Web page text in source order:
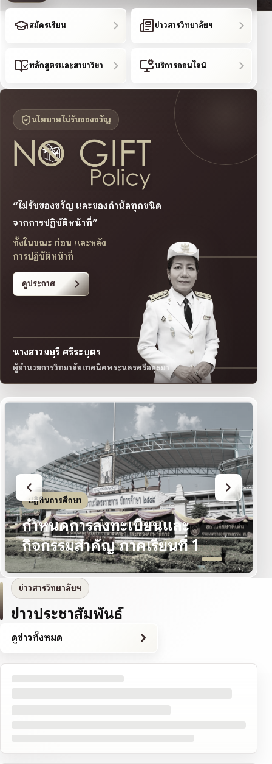
สมัครเรียน ข่าวสารวิทยาลัยฯ
หลักสูตรและสาขาวิชา บริการออนไลน์
นโยบายไม่รับของขวัญ
“ไม่รับของขวัญ และของกำนัลทุกชนิด
จากการปฏิบัติหน้าที่”
ทั้งในขณะ ก่อน และหลัง
การปฏิบัติหน้าที่
ดูประกาศ
นางสาวมยุรี ศรีระบุตร
ผู้อำนวยการวิทยาลัยเทคนิคพระนครศรีอยุธยา
ปฏิทินการศึกษา
กำหนดการลงทะเบียนและ
กิจกรรมสำคัญ ภาคเรียนที่ 1
ข่าวสารวิทยาลัยฯ
ข่าวประชาสัมพันธ์
ดูข่าวทั้งหมด